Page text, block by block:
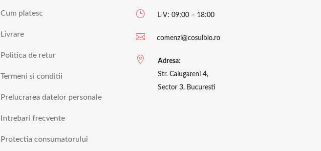
Cum platesc
Livrare
Politica de retur
Termeni si conditii
Prelucrarea datelor personale
Intrebari frecvente
Protectia consumatorului
} L-V: 09:00 – 18:00
 comenzi@cosulbio.ro

Adresa:
Str. Calugareni 4,
Sector 3, Bucuresti